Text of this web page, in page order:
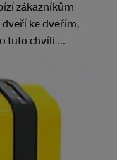
zákazníkům
ke dveřím,
tuto chvíli ...